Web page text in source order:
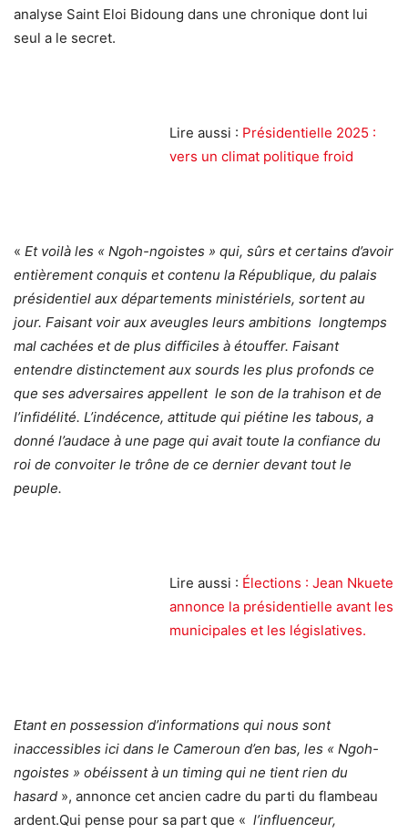
analyse Saint Eloi Bidoung dans une chronique dont lui
seul a le secret.
Lire aussi : Présidentielle 2025 :
vers un climat politique froid
« Et voilà les « Ngoh-ngoistes » qui, sûrs et certains d’avoir
entièrement conquis et contenu la République, du palais
présidentiel aux départements ministériels, sortent au
jour. Faisant voir aux aveugles leurs ambitions longtemps
mal cachées et de plus difficiles à étouffer. Faisant
entendre distinctement aux sourds les plus profonds ce
que ses adversaires appellent le son de la trahison et de
l’infidélité. L’indécence, attitude qui piétine les tabous, a
donné l’audace à une page qui avait toute la confiance du
roi de convoiter le trône de ce dernier devant tout le
peuple.
Lire aussi : Élections : Jean Nkuete
annonce la présidentielle avant les
municipales et les législatives.
Etant en possession d’informations qui nous sont
inaccessibles ici dans le Cameroun d’en bas, les « Ngoh-
ngoistes » obéissent à un timing qui ne tient rien du
hasard », annonce cet ancien cadre du parti du flambeau
ardent.Qui pense pour sa part que « l’influenceur,